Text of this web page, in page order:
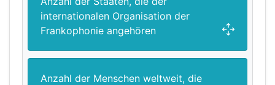
internationalen Organisation der
Frankophonie angehören
Anzahl der Menschen weltweit, die